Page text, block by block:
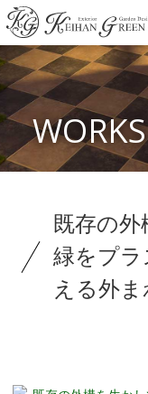
WORKS
既存の
緑をプ
える外